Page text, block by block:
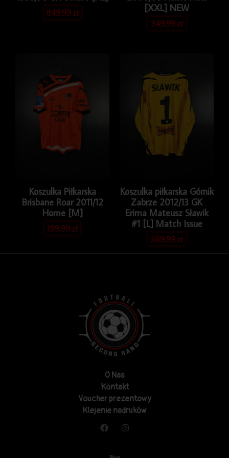
849.99zł
[XXL] NEW
349.99zł
Koszulka Piłkarska
Brisbane Roar 2011/12
Home [M]
199.99zł
Koszulka piłkarska Górnik
Zabrze 2012/13 GK
Erima Mateusz Sławik
#1 [L] Match Issue
369.99zł
O Nas
Kontakt
Voucher prezentowy
Klejenie nadruków